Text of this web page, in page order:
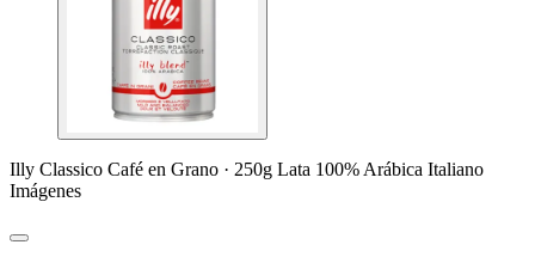
Illy Classico Café en Grano · 250g Lata 100% Arábica Italiano
Imágenes